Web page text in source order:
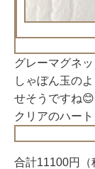
グレーマグネ
しゃぼん玉の
せそうですね😊
クリアのハー
合計11100円（